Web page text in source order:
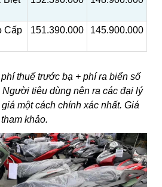
Cấp
151.390.000 145.900.000
thuế trước bạ + phí ra biển số
tiêu dùng nên ra các đại lý
một cách chính xác nhất. Giá
khảo.